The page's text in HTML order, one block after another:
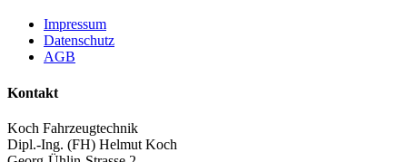
Impressum
Datenschutz
AGB
Kontakt
Koch Fahrzeugtechnik
Dipl.-Ing. (FH) Helmut Koch